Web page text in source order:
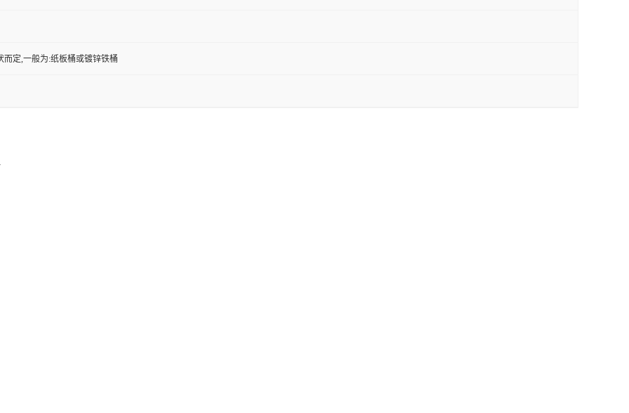
而定,一般为:纸板桶或镀锌铁桶